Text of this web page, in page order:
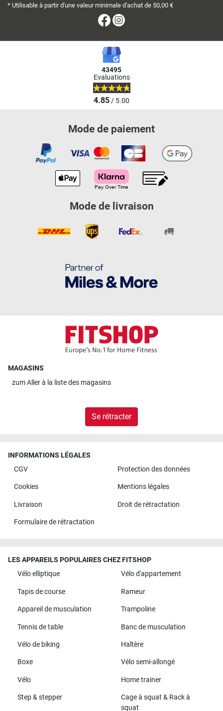
* Utilisable à partir d'une valeur minimale d'achat de 50,00 €
Facebook
43495
Evaluations
4.85/ 5.00
Mode de paiement
Mode de livraison
MAGASINS
zumAller à la liste des magasins
Se rétracter
INFORMATIONS LÉGALES
CGV
Protection des données
Cookies Mentions légales
Livraison Droit de rétractation
Formulaire de rétractation
LES APPAREILS POPULAIRES CHEZ FITSHOP
Vélo elliptique
Vélo d'appartement
Tapis de course Rameur
Appareil de musculation Trampoline
Tennis de table Banc de musculation
Vélo de biking Haltère
Boxe Vélo semi-allongé
Vélo Home trainer
Step & stepper
Cage à squat & Rack à
squat